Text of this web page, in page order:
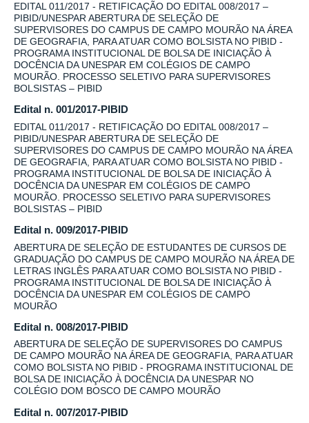
EDITAL 011/2017 - RETIFICAÇÃO DO EDITAL 008/2017 –
PIBID/UNESPAR ABERTURA DE SELEÇÃO DE
SUPERVISORES DO CAMPUS DE CAMPO MOURÃO NA ÁREA
DE GEOGRAFIA, PARA ATUAR COMO BOLSISTA NO PIBID -
PROGRAMA INSTITUCIONAL DE BOLSA DE INICIAÇÃO À
DOCÊNCIA DA UNESPAR EM COLÉGIOS DE CAMPO
MOURÃO. PROCESSO SELETIVO PARA SUPERVISORES
BOLSISTAS – PIBID
Edital n. 001/2017-PIBID
EDITAL 011/2017 - RETIFICAÇÃO DO EDITAL 008/2017 –
PIBID/UNESPAR ABERTURA DE SELEÇÃO DE
SUPERVISORES DO CAMPUS DE CAMPO MOURÃO NA ÁREA
DE GEOGRAFIA, PARA ATUAR COMO BOLSISTA NO PIBID -
PROGRAMA INSTITUCIONAL DE BOLSA DE INICIAÇÃO À
DOCÊNCIA DA UNESPAR EM COLÉGIOS DE CAMPO
MOURÃO. PROCESSO SELETIVO PARA SUPERVISORES
BOLSISTAS – PIBID
Edital n. 009/2017-PIBID
ABERTURA DE SELEÇÃO DE ESTUDANTES DE CURSOS DE
GRADUAÇÃO DO CAMPUS DE CAMPO MOURÃO NA ÁREA DE
LETRAS INGLÊS PARA ATUAR COMO BOLSISTA NO PIBID -
PROGRAMA INSTITUCIONAL DE BOLSA DE INICIAÇÃO À
DOCÊNCIA DA UNESPAR EM COLÉGIOS DE CAMPO
MOURÃO
Edital n. 008/2017-PIBID
ABERTURA DE SELEÇÃO DE SUPERVISORES DO CAMPUS
DE CAMPO MOURÃO NA ÁREA DE GEOGRAFIA, PARA ATUAR
COMO BOLSISTA NO PIBID - PROGRAMA INSTITUCIONAL DE
BOLSA DE INICIAÇÃO À DOCÊNCIA DA UNESPAR NO
COLÉGIO DOM BOSCO DE CAMPO MOURÃO
Edital n. 007/2017-PIBID